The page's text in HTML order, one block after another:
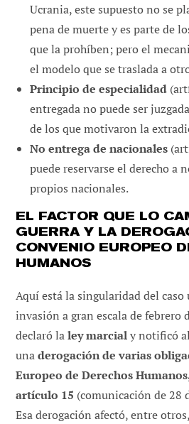
Ucrania, este supuesto no se
pena de muerte y es parte de
que la prohíben; pero el
el modelo que se traslada a
Principio de especialidad
entregada no puede ser
de los que motivaron la
No entrega de nacionales
puede reservarse el derecho a
propios nacionales.
EL FACTOR QUE LO
GUERRA Y LA
CONVENIO EUROPEO
HUMANOS
Aquí está la singularidad del caso
invasión a gran escala de febrero
declaró laley marcialy notificó
unaderogación de varias
Europeo de Derechos
artículo 15 (comunicación de 28
Esa derogación afectó, entre